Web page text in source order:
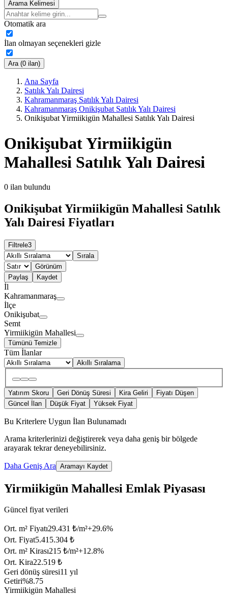
Arama Kelimesi
Otomatik ara
İlan olmayan seçenekleri gizle
Ara (0 ilan)
Ana Sayfa
Satılık Yalı Dairesi
Kahramanmaraş Satılık Yalı Dairesi
Kahramanmaraş Onikişubat Satılık Yalı Dairesi
Onikişubat Yirmiikigün Mahallesi Satılık Yalı Dairesi
Onikişubat Yirmiikigün
Mahallesi Satılık Yalı Dairesi
0 ilan bulundu
Onikişubat Yirmiikigün Mahallesi Satılık
Yalı Dairesi Fiyatları
Filtrele3
Sırala
Görünüm
Paylaş
Kaydet
İl
Kahramanmaraş
İlçe
Onikişubat
Semt
Yirmiikigün Mahallesi
Tümünü Temizle
Tüm İlanlar
Akıllı Sıralama
Yatırım Skoru Geri Dönüş Süresi Kira Geliri
Fiyatı Düşen
Güncel İlan
Düşük Fiyat Yüksek Fiyat
Bu Kriterlere Uygun İlan Bulunamadı
Arama kriterlerinizi değiştirerek veya daha geniş bir bölgede
arayarak tekrar deneyebilirsiniz.
Daha Geniş Ara Aramayı Kaydet
Yirmiikigün Mahallesi Emlak Piyasası
Güncel fiyat verileri
Ort. m² Fiyatı29.431 ₺/m²+29.6%
Ort. Fiyat5.415.304 ₺
Ort. m² Kirası215 ₺/m²+12.8%
Ort. Kira22.519 ₺
Geri dönüş süresi11 yıl
Getiri%8.75
Yirmiikigün Mahallesi